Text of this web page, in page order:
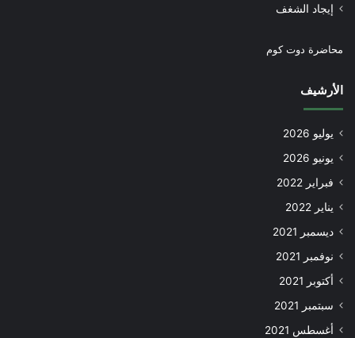
إيجاد الشغف
محاضرة دوت كوم
الأرشيف
يوليو 2026
يونيو 2026
فبراير 2022
يناير 2022
ديسمبر 2021
نوفمبر 2021
أكتوبر 2021
سبتمبر 2021
أغسطس 2021